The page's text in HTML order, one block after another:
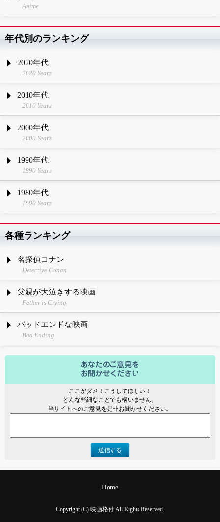
Anime
年代別のランキング
2020年代
2020 Years
2010年代
2010 Years
2000年代
2000 Years
1990年代
1990 Years
1980年代
1990 Years
各種ランキング
名探偵コナン
Detective Conan
父親が大泣きする映画
Father is Crying
バッドエンドな映画
Bad Ending
ここがダメ！こうしてほしい！
どんな些細なことでも構いません。
当サイトへのご意見を是非お聞かせください。
送信する
Home
Copyright (C) 映画格付 All Rights Reserved.